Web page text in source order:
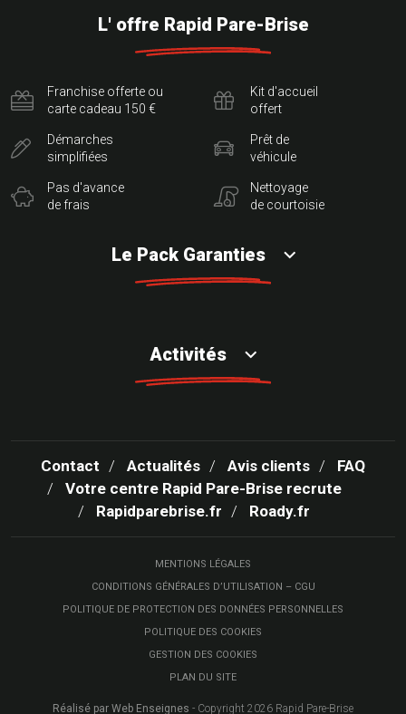
L' offre Rapid Pare-Brise
Franchise offerte ou
carte cadeau 150 €
Démarches
simplifiées
Pas d'avance
de frais
Kit d'accueil
offert
Prêt de
véhicule
Nettoyage
de courtoisie
Le Pack Garanties
Activités
Contact Actualités Avis clients
FAQ
Votre centre Rapid Pare-Brise recrute
Rapidparebrise.fr
Roady.fr
MENTIONS LÉGALES
CONDITIONS GÉNÉRALES D’UTILISATION – CGU
POLITIQUE DE PROTECTION DES DONNÉES PERSONNELLES
POLITIQUE DES COOKIES
GESTION DES COOKIES
PLAN DU SITE
Réalisé par Web Enseignes - Copyright 2026 Rapid Pare-Brise